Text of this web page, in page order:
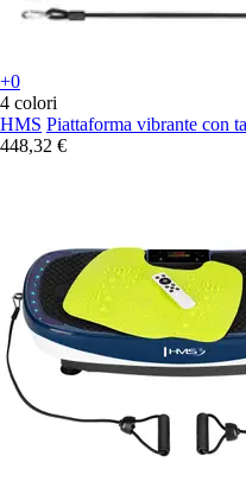
+0
4 colori
HMS Piattaforma vibrante con
448,32 €